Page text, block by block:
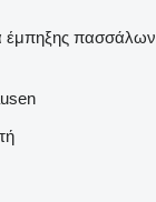
έμπηξης πασσάλων